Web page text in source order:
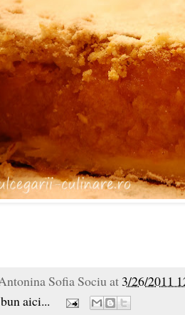
Sofia Sociu at 3/26/2011
aici...